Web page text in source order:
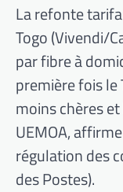
La refonte
Togo (Vivendi/
par fibre à
première fois
moins chères
UEMOA,
régulation des
des Postes).